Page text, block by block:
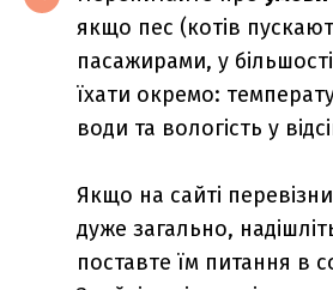
якщо пес (котів
пасажирами, у
їхати окремо:
води та вологість у
Якщо на сайті
дуже загально,
поставте їм питання в